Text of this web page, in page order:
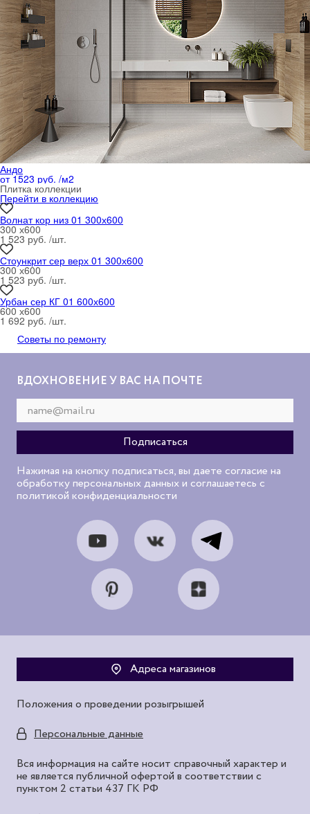
Андо
от 1523 руб. /м2
Плитка коллекции
Перейти в коллекцию
Волнат кор низ 01 300х600
300 х600
1 523 руб. /шт.
Стоункрит сер верх 01 300х600
300 х600
1 523 руб. /шт.
Урбан сер КГ 01 600х600
600 х600
1 692 руб. /шт.
Советы по ремонту
ВДОХНОВЕНИЕ У ВАС НА ПОЧТЕ
Нажимая на кнопку подписаться, вы даете согласие на
обработку персональных данных и соглашаетесь с
политикой конфиденциальности
Адреса магазинов
Положения о проведении розыгрышей
Персональные данные
Вся информация на сайте носит справочный характер и
не является публичной офертой в соответствии с
пунктом 2 статьи 437 ГК РФ